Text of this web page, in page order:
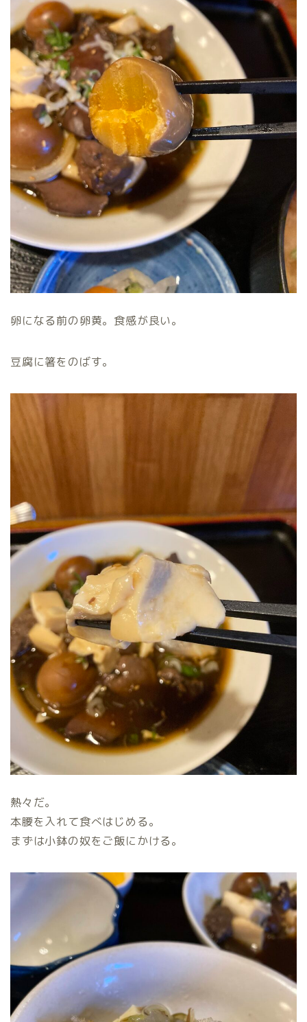
卵になる前の卵黄。食感が良い。
豆腐に箸をのばす。
熱々だ。
本腰を入れて食べはじめる。
まずは小鉢の奴をご飯にかける。